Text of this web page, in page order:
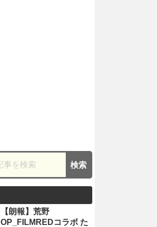
【朗報】荒野
OP_FILMREDコラボ た